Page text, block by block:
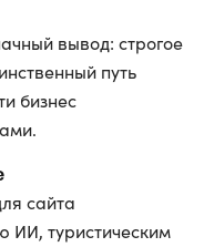
вывод: строгое
путь
бизнес
сайта
ИИ, туристическим